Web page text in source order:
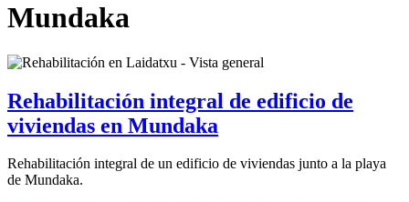
Mundaka
Rehabilitación integral de edificio de
viviendas en Mundaka
Rehabilitación integral de un edificio de viviendas junto a la playa
de Mundaka.